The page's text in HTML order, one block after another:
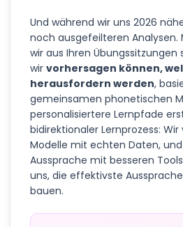
Und während wir uns 2026
noch ausgefeilteren Analysen.
wir aus Ihren
wir vorhersagen können,
herausfordern werden,
gemeinsamen phonetischen
personalisiertere Lernpfade
bidirektionaler Lernprozess:
Modelle mit echten Daten, und
Aussprache mit besseren
uns, die effektivste
bauen.